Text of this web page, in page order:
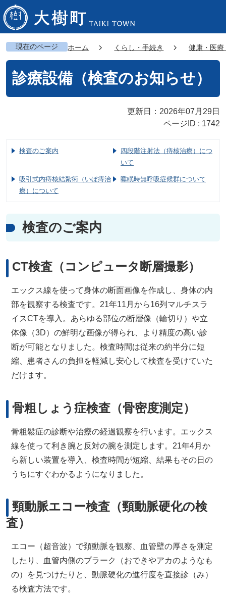
現在のページ ホーム くらし・手続き 健康・医療
診療設備（検査のお知らせ）
更新日：2026年07月29日
ページID : 1742
検査のご案内
四段階注射法（痔核治療）につ
いて
吸引式内痔核結紮術（いぼ痔治
療）について
睡眠時無呼吸症候群について
検査のご案内
CT検査（コンピュータ断層撮影）
エックス線を使って身体の断面画像を作成し、身体の内
部を観察する検査です。21年11月から16列マルチスラ
イスCTを導入。あらゆる部位の断層像（輪切り）や立
体像（3D）の鮮明な画像が得られ、より精度の高い診
断が可能となりました。検査時間は従来の約半分に短
縮、患者さんの負担を軽減し安心して検査を受けていた
だけます。
骨粗しょう症検査（骨密度測定）
骨粗鬆症の診断や治療の経過観察を行います。エックス
線を使って利き腕と反対の腕を測定します。21年4月か
ら新しい装置を導入、検査時間が短縮、結果もその日の
うちにすぐわかるようになりました。
頸動脈エコー検査（頸動脈硬化の検
査）
エコー（超音波）で頚動脈を観察、血管壁の厚さを測定
したり、血管内側のプラーク（おできやアカのようなも
の）を見つけたりと、動脈硬化の進行度を直接診（み）
る検査方法です。